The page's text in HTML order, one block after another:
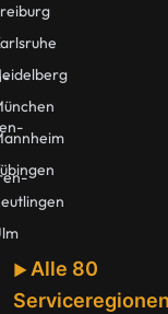
Alle 80